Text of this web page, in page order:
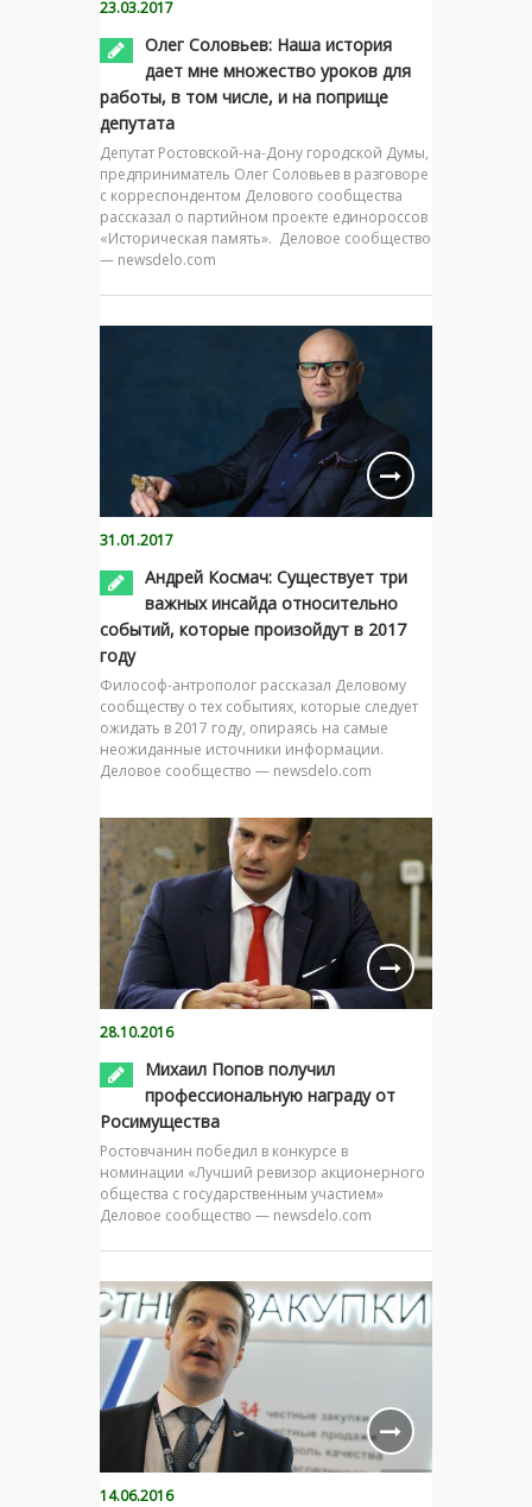
23.03.2017
Олег Соловьев: Наша история
дает мне множество уроков для
работы, в том числе, и на поприще
депутата
Депутат Ростовской-на-Дону городской Думы,
предприниматель Олег Соловьев в разговоре
с корреспондентом Делового сообщества
рассказал о партийном проекте единороссов
«Историческая память». Деловое сообщество
— newsdelo.com
31.01.2017
Андрей Космач: Существует три
важных инсайда относительно
событий, которые произойдут в 2017
году
Философ-антрополог рассказал Деловому
сообществу о тех событиях, которые следует
ожидать в 2017 году, опираясь на самые
неожиданные источники информации.
Деловое сообщество — newsdelo.com
28.10.2016
Михаил Попов получил
профессиональную награду от
Росимущества
Ростовчанин победил в конкурсе в
номинации «Лучший ревизор акционерного
общества с государственным участием»
Деловое сообщество — newsdelo.com
14.06.2016